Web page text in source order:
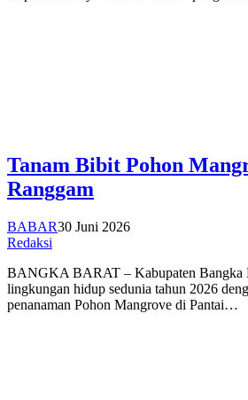
Tanam Bibit Pohon
Ranggam
BABAR30 Juni 2026
Redaksi
BANGKA BARAT – Kabupaten Bangka
lingkungan hidup sedunia tahun 2026
penanaman Pohon Mangrove di Pantai…